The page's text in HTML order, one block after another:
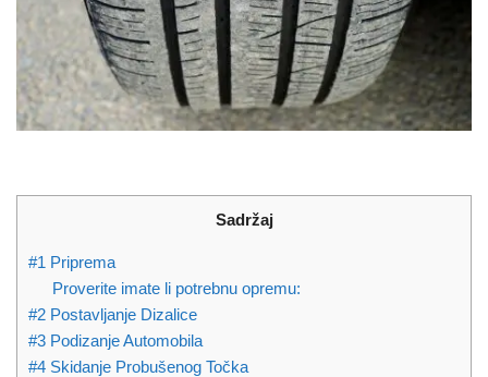
Sadržaj
#1 Priprema
Proverite imate li potrebnu opremu:
#2 Postavljanje Dizalice
#3 Podizanje Automobila
#4 Skidanje Probušenog Točka